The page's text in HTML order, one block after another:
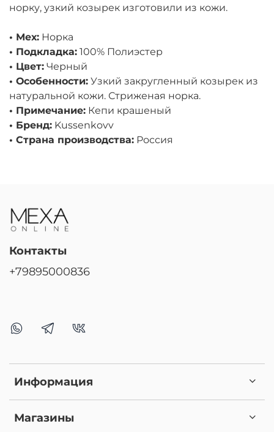
норку, узкий козырек изготовили из кожи.
• Мех: Норка
• Подкладка: 100% Полиэстер
• Цвет: Черный
• Особенности: Узкий закругленный козырек из
натуральной кожи. Стриженая норка.
• Примечание: Кепи крашеный
• Бренд: Kussenkovv
• Страна производства: Россия
Информация
Магазины
Контакты
+79895000836